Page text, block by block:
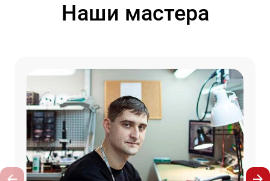
Наши мастера